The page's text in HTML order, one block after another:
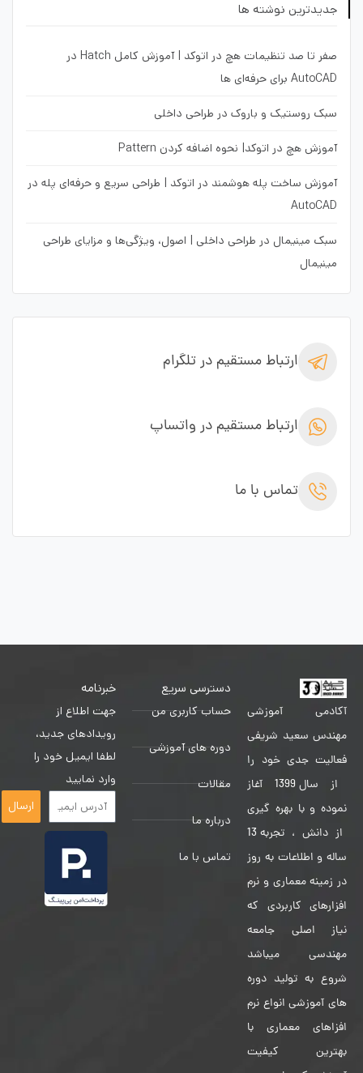
جدیدترین نوشته ها
صفر تا صد تنظیمات هچ در اتوکد | آموزش کامل Hatch در
AutoCAD برای حرفه‌ای ها
سبک روستیک و باروک در طراحی داخلی
آموزش هچ در اتوکد| نحوه اضافه کردن Pattern
آموزش ساخت پله هوشمند در اتوکد | طراحی سریع و حرفه‌ای پله در
AutoCAD
سبک مینیمال در طراحی داخلی | اصول، ویژگی‌ها و مزایای طراحی
مینیمال
ارتباط مستقیم در تلگرام
ارتباط مستقیم در واتساپ
تماس با ما
آکادمی آموزشی
مهندس سعید شریفی
فعالیت جدی خود را
از سال 1399 آغاز
نموده و با بهره گیری
از دانش ، تجربه 13
ساله و اطلاعات به روز
در زمینه معماری و نرم
افزارهای کاربردی که
نیاز اصلی جامعه
مهندسی میباشد
شروع به تولید دوره
های آموزشی انواع نرم
افزاهای معماری با
بهترین کیفیت
دسترسی سریع
حساب کاربری من
دوره های آموزشی
مقالات
درباره ما
تماس با ما
خبرنامه
جهت اطلاع از
رویدادهای جدید،
لطفا ایمیل خود را
وارد نمایید
ارسال